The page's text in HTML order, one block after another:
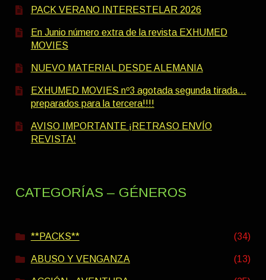
PACK VERANO INTERESTELAR 2026
En Junio número extra de la revista EXHUMED
MOVIES
NUEVO MATERIAL DESDE ALEMANIA
EXHUMED MOVIES nº3 agotada segunda tirada…
preparados para la tercera!!!!
AVISO IMPORTANTE ¡RETRASO ENVÍO
REVISTA!
CATEGORÍAS – GÉNEROS
**PACKS** (34)
ABUSO Y VENGANZA (13)